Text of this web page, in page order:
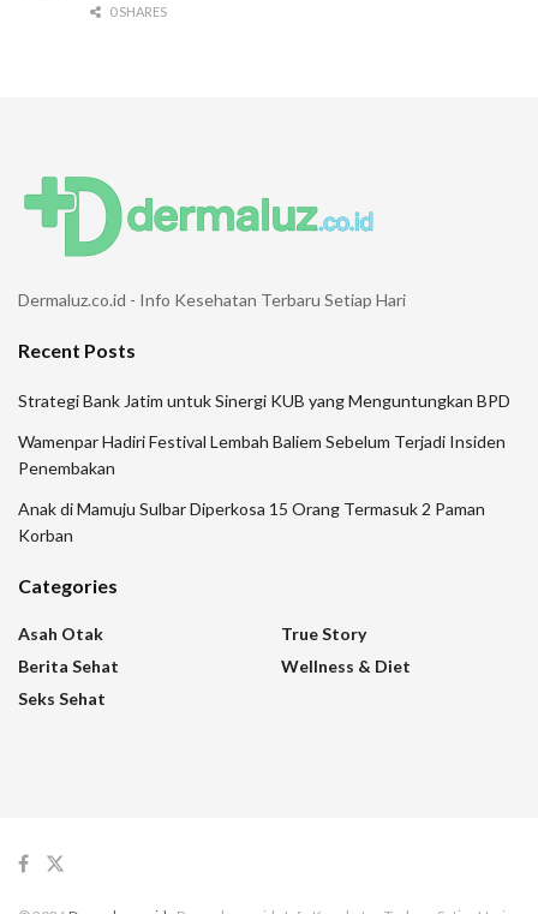
0 SHARES
Dermaluz.co.id - Info Kesehatan Terbaru Setiap Hari
Recent Posts
Strategi Bank Jatim untuk Sinergi KUB yang Menguntungkan BPD
Wamenpar Hadiri Festival Lembah Baliem Sebelum Terjadi Insiden
Penembakan
Anak di Mamuju Sulbar Diperkosa 15 Orang Termasuk 2 Paman
Korban
Categories
Asah Otak
Berita Sehat
Seks Sehat
True Story
Wellness & Diet